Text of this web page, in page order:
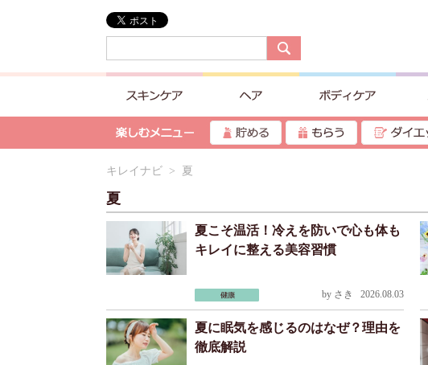
キレイナビ > 夏
夏
夏こそ温活！冷えを防いで心も体も
キレイに整える美容習慣
by さき 2026.08.03
夏に眠気を感じるのはなぜ？理由を
徹底解説